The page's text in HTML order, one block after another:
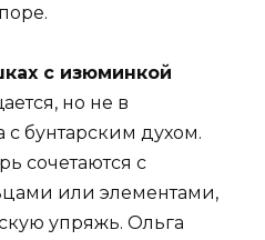
с изюминкой
но не в
бунтарским духом.
сочетаются с
или элементами,
упряжь. Ольга